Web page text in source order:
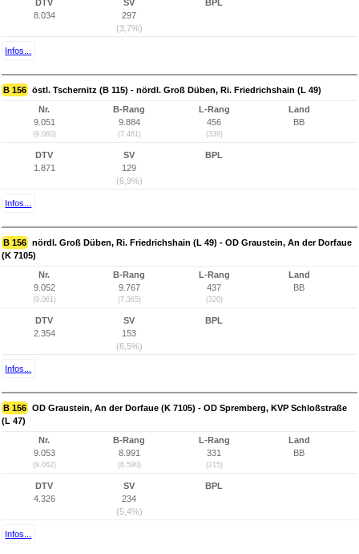
DTV
8.034
SV
297
(3,7%)
BPL
Infos...
B 156 östl. Tschernitz (B 115) - nördl. Groß Düben, Ri. Friedrichshain (L 49)
Nr.
9.051
(9.060)
B-Rang
9.884
(7.481)
L-Rang
456
(339)
Land
BB
DTV
1.871
SV
129
(6,9%)
BPL
Infos...
B 156 nördl. Groß Düben, Ri. Friedrichshain (L 49) - OD Graustein, An der Dorfaue
(K 7105)
Nr.
9.052
(9.061)
B-Rang
9.767
(7.365)
L-Rang
437
(320)
Land
BB
DTV
2.354
SV
153
(6,5%)
BPL
Infos...
B 156 OD Graustein, An der Dorfaue (K 7105) - OD Spremberg, KVP Schloßstraße
(L 47)
Nr.
9.053
(9.062)
B-Rang
8.991
(6.590)
L-Rang
331
(215)
Land
BB
DTV
4.326
SV
234
(5,4%)
BPL
Infos...